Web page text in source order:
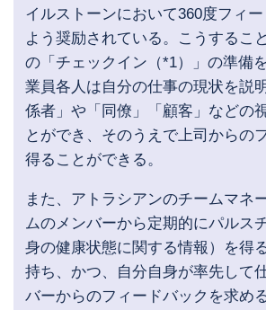
イルストーンにおいて360度フィ
よう奨励されている。こうするこ
の「チェックイン（*1）」の準備
業員各人は自分の仕事の現状を説
係者」や「同僚」「顧客」などの
とができ、そのうえで上司からの
得ることができる。
また、アトラシアンのチームマネ
ムのメンバーから定期的にパルス
身の健康状態に関する情報）を得
持ち、かつ、自分自身が率先して
バーからのフィードバックを求め